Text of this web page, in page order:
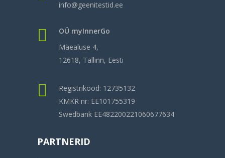
info@geenitestid.ee
OÜ myInnerGo
Mäealuse 4,
12618, Tallinn, Eesti
Registrikood: 12735132
KMKR nr: EE101755319
Swedbank EE482200221060677634
PARTNERID